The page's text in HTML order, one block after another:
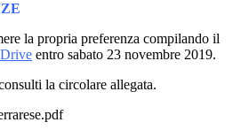
la propria preferenza compilando il
entro sabato 23 novembre 2019.
la circolare allegata.